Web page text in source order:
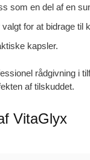
som en del af en
for at bidrage til
kapsler.
rådgivning i
af tilskuddet.
VitaGlyx